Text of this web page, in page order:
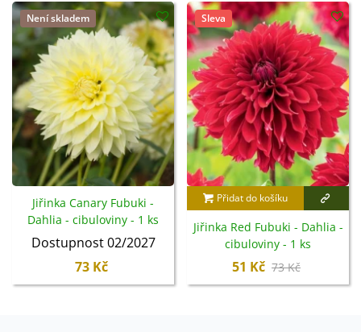
Není skladem
Jiřinka Canary Fubuki -
Dahlia - cibuloviny - 1 ks
Dostupnost 02/2027
73 Kč
Sleva
Přidat do košíku
Jiřinka Red Fubuki - Dahlia -
cibuloviny - 1 ks
51 Kč 73 Kč